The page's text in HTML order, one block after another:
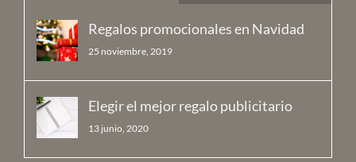
Regalos promocionales en Navidad
25 noviembre, 2019
Elegir el mejor regalo publicitario
13 junio, 2020